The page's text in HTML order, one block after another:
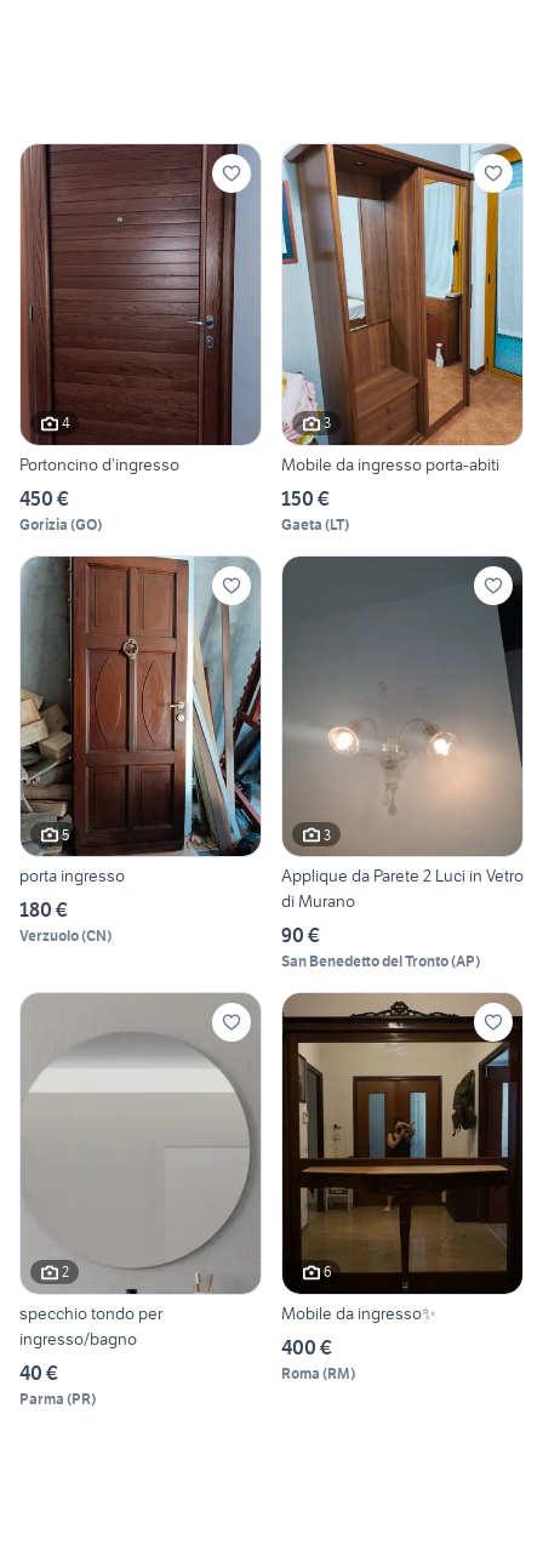
4
Portoncino d’ingresso
450 €
Gorizia (GO)
3
Mobile da ingresso porta-abiti
150 €
Gaeta (LT)
5
porta ingresso
180 €
Verzuolo(CN)
3
Applique da Parete 2 Luci in Vetro
di Murano
90 €
San Benedetto del Tronto(AP)
2
specchio tondo per
ingresso/bagno
40 €
Parma (PR)
6
Mobile da ingresso✨
400 €
Roma (RM)